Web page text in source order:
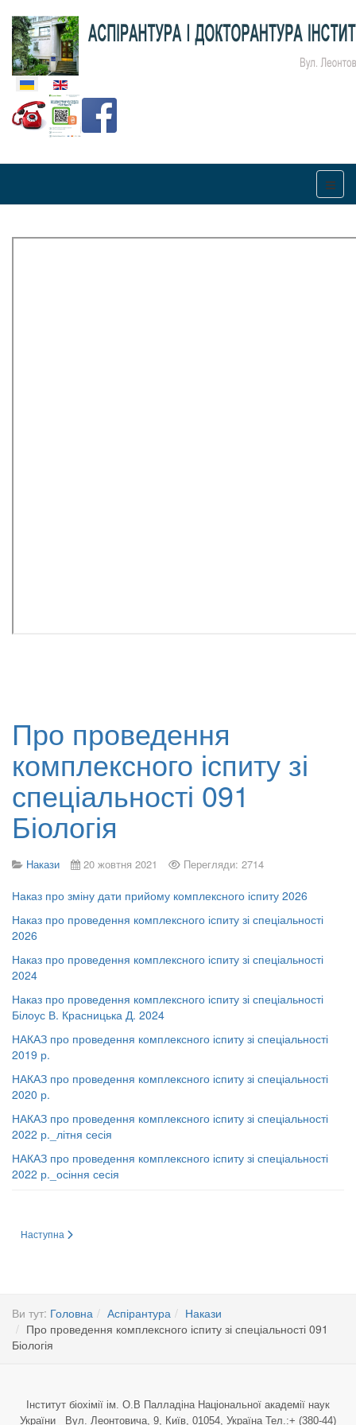
Оберіть свою мову
Про проведення
комплексного іспиту зі
спеціальності 091
Біологія
Накази 20 жовтня 2021 Перегляди: 2714
Наказ про зміну дати прийому комплексного іспиту 2026
Наказ про проведення комплексного іспиту зі спеціальності
2026
Наказ про проведення комплексного іспиту зі спеціальності
2024
Наказ про проведення комплексного іспиту зі спеціальності
Білоус В. Красницька Д. 2024
НАКАЗ про проведення комплексного іспиту зі спеціальності
2019 р.
НАКАЗ про проведення комплексного іспиту зі спеціальності
2020 р.
НАКАЗ про проведення комплексного іспиту зі спеціальності
2022 р._літня сесія
НАКАЗ про проведення комплексного іспиту зі спеціальності
2022 р._осіння сесія
Наступна стаття: Про асистентську педагогічну практику
Наступна
Ви тут: Головна Аспірантура
Накази
Про проведення комплексного іспиту зі спеціальності 091
Біологія
Інститут біохімії ім. О.В Палладіна Національної академії наук
України Вул. Леонтовича, 9, Київ, 01054, Україна Тел.:+ (380-44)